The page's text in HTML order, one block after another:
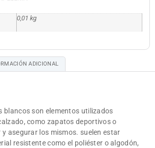
0,01 kg
ADICIONAL
blancos son elementos utilizados
como zapatos deportivos o
asegurar los mismos. suelen estar
resistente como el poliéster o algodón,